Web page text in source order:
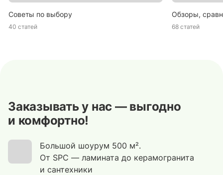
Советы по выбору
40 статей
Обзоры,
68 статей
Заказывать у нас — выгодно
и комфортно!
Большой шоурум 500 м².
От SPC — ламината до керамогранита
и сантехники